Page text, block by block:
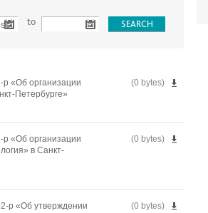
to
(0 bytes)
«Об организации
Петербурге»
(0 bytes)
«Об организации
в Санкт-
(0 bytes)
р «Об утверждении